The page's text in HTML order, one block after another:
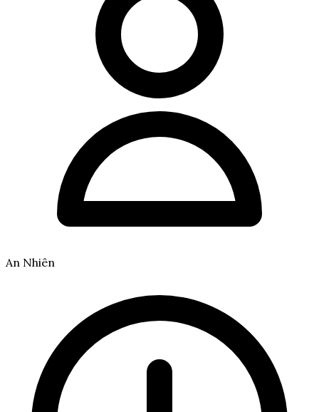
An Nhiên